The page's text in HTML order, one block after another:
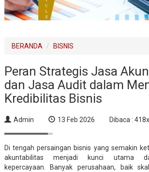
BERANDA BISNIS
Peran Strategis Jasa
dan Jasa Audit dalam
Kredibilitas Bisnis
Admin 13 Feb 2026 Dibaca : 418x
Di tengah persaingan bisnis yang semakin
akuntabilitas menjadi kunci utama
kepercayaan. Banyak perusahaan, baik